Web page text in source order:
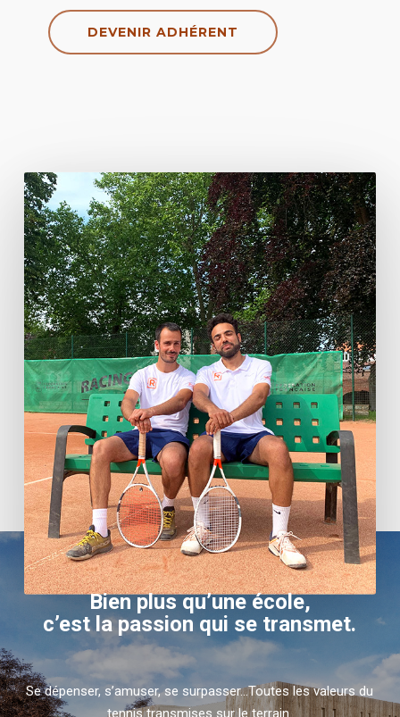
DEVENIR ADHÉRENT
Bien plus qu’une école,
c’est la passion qui se transmet.
Se dépenser, s’amuser, se surpasser…Toutes les valeurs du
tennis transmises sur le terrain.